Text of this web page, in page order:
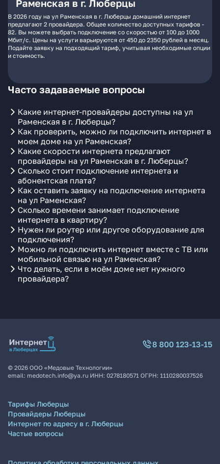
Раменская в г. Люберцы
В 2026 году на ул Раменская в г. Люберцы домашний интернет
предлагают 2 провайдера. Общее количество доступных тарифов -
82. Вы можете выбрать подключение со скоростью от 100 до 1000
Мбит/с. Цены на услуги варьируются от 450 до 2350 рублей в месяц.
Подайте заявку на подходящий тариф, учитывая необходимые опции
и стоимость.
Часто задаваемые вопросы
Какие интернет-провайдеры доступны на ул
Раменская в г. Люберцы?
Как проверить, можно ли подключить интернет в
моем доме на ул Раменская?
Какие скорости интернета предлагают
провайдеры на ул Раменская в г. Люберцы?
Сколько стоит подключение интернета и
абонентская плата?
Как оставить заявку на подключение интернета
на ул Раменская?
Сколько времени занимает подключение
интернета в квартиру?
Нужен ли роутер или другое оборудование для
подключения?
Можно ли подключить интернет вместе с ТВ или
мобильной связью на ул Раменская?
Что делать, если в моём доме нет нужного
провайдера?
8 800 123-13-15
© 2026 ООО «Медовые Технологии»
email: medotech.info@ya.ru ИНН: 0278180571 ОГРН: 1110280037526
Тарифы Люберцы
Провайдеры Люберцы
Интернет по адресу в г. Люберцы
Частые вопросы